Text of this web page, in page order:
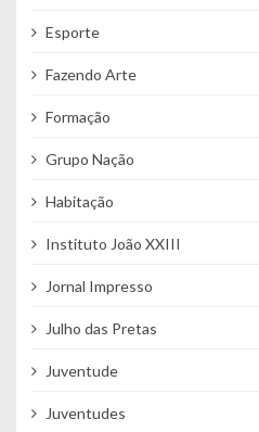
Esporte
Fazendo Arte
Formação
Grupo Nação
Habitação
Instituto João XXIII
Jornal Impresso
Julho das Pretas
Juventude
Juventudes